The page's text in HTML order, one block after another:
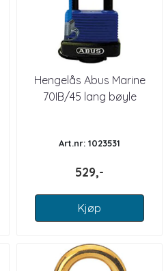
Hengelås Abus Marine
70IB/45 lang bøyle
Art.nr: 1023531
529,-
Kjøp